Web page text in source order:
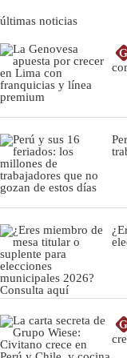
últimas noticias
G
G